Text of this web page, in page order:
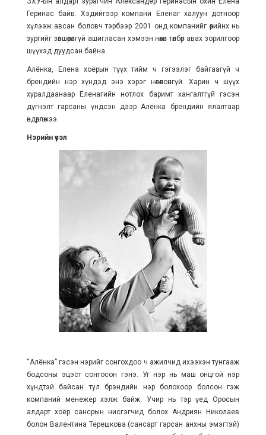
Геринас байв. Хэдийгээр компани Еленаг халуун дотноор
хүлээж авсан боловч тэрбээр 2001 онд компанийг өөрийнх нь
зургийг зөвшөөрөлгүй ашигласан хэмээн нөхөн төлбөр авах зорилгоор
шүүхэд дуудсан байна.
Алёнка, Елена хоёрын түүх тийм ч гэгээлэг байгаагүй ч
брендийн нэр хүндэд энэ хэрэг нөлөөлсөнгүй. Харин ч шүүх
хуралдаанаар Еленагийн нотлох баримт хангалтгүй гэсэн
дүгнэлт гарсаны үндсэн дээр Алёнка брендийн ялалтаар
өндөрлөжээ.
Нэрийн үүсэл
“Алёнка” гэсэн нэрийг сонгохдоо ч ажилчид ихээхэн тунгааж
бодсоны эцэст сонгосон гэнэ. Уг нэр нь маш онцгой нэр
хүндтэй байсан тул брэндийн нэр болохоор болсон гэж
компаний менежер хэлж байж. Учир нь тэр үед Оросын
алдарт хоёр сансрын нисгэгчид болох Андриян Николаев
болон Валентина Терешкова (сансарт гарсан анхны эмэгтэй)